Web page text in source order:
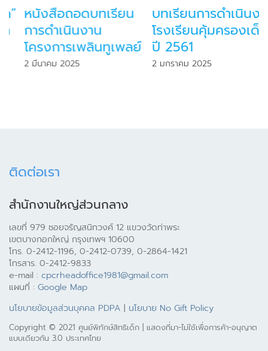
หนังสือถอดบทเรียน
การดำเนินงาน
โครงการเพลินทูเพลย์
2 มีนาคม 2025
บทเรียนการดำเนินงาน
โรงเรียนคุ้มครองเด็ก
ปี 2561
2 มกราคม 2025
ติดต่อเรา
สำนักงานใหญ่ส่วนกลาง
เลขที่ 979 ซอยจรัญสนิทวงศ์ 12 แขวงวัดท่าพระ
เขตบางกอกใหญ่ กรุงเทพฯ 10600
โทร. 0-2412-1196, 0-2412-0739, 0-2864-1421
โทรสาร. 0-2412-9833
e-mail : cpcrheadoffice1981@gmail.com
แผนที่ : Google Map
นโยบายข้อมูลส่วนบุคคล PDPA | นโยบาย No Gift Policy
Copyright © 2021 ศูนย์พิทักษ์สิทธิเด็ก | แสดงที่มา-ไม่ใช้เพื่อการค้า-อนุญาต
แบบเดียวกัน 3.0 ประเทศไทย